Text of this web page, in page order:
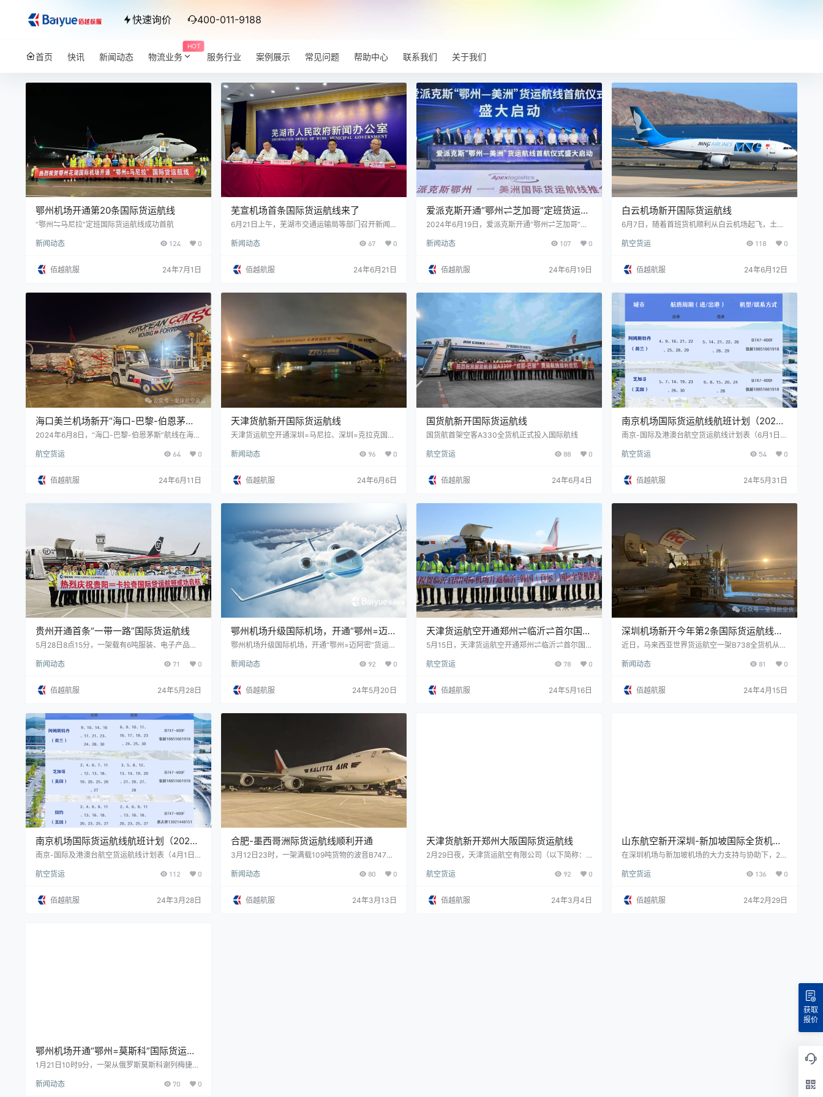
快速询价 400-011-9188
首页 快讯 新闻动态
HOT
物流业务 服务行业 案例展示 常见问题 帮助中心 联系我们 关于我们
鄂州机场开通第20条国际货运航线
“鄂州⇋马尼拉”定班国际货运航线成功首航
新闻动态 124 0
佰越航服 24年7月1日
芜宣机场首条国际货运航线来了
6月21日上午，芜湖市交通运输局等部门召开新闻
“芜湖=河内”定于6月28日正式开通。 据介绍：今年
理办公室关于同意安徽芜宣机场临时开放货运功能
的复函》，同意安徽芜宣机场临时开放开展货运业
国际航线、航路申报工作； 4月26日，收到民航局
新闻动态 67 0
佰越航服 24年6月21日
爱派克斯开通“鄂州⇌芝加哥”定班货运航
线
2024年6月19日，爱派克斯开通“鄂州⇌芝加哥”货
新闻动态
107 0
佰越航服 24年6月19日
白云机场新开国际货运航线
6月7日，随着首班货机顺利从白云机场起飞，土耳
航线。该航线由A330-300F机型执飞，首航装载
顺利开通，将极大拓宽广州面向欧洲国家的空中运
输通道，对广州深度融入共建“一带一路”倡议具有
线覆盖了亚洲、欧洲、北美洲、南美洲、非洲、大
洋洲六大洲。物流公司将持续织密欧…
航空货运 118 0
佰越航服 24年6月12日
海口美兰机场新开“海口-巴黎-伯恩茅斯”
第五航权货运航线
2024年6月8日，“海口-巴黎-伯恩茅斯”航线在海口
兰机场今年以来开通的第三条第五航权货运航线，
线，进一步满足远程洲际高时效性物流需求，为海
南自贸港拓宽对外贸易合作通道注入新动能。据了
际航线的同时，获得在第三国经停并载运货物的权
航空货运 64 0
佰越航服 24年6月11日
天津货航新开国际货运航线
天津货运航空开通深圳=马尼拉、深圳=克拉克国际
新闻动态
96 0
佰越航服 24年6月6日
国货航新开国际货运航线
国货航首架空客A330全货机正式投入国际航线
航空货运 88 0
佰越航服 24年6月4日
南京机场国际货运航线航班计划（2024
年6月）
南京-国际及港澳台航空货运航线计划表（6月1日~
划及执行统计表 以上信息仅供参考，具体以航班实
航空货运 54 0
佰越航服 24年5月31日
贵州开通首条“一带一路”国际货运航线
5月28日8点15分，一架载有6吨服装、电子产品等
在近6小时后抵达巴基斯坦第一大城市卡拉奇。随
阳。这是贵州到巴基斯坦的首条空中航线，也是贵
州首条“一带一路”国际货运航线。 该航线直通共建
二、四、五3个班次，预计可为贵阳往返卡拉奇提
供超150吨的航空运力。航线的开通有利…
新闻动态 71 0
佰越航服 24年5月28日
鄂州机场升级国际机场，开通“鄂州=迈阿
密”货运航线
鄂州机场升级国际机场，开通“鄂州=迈阿密”货运航
场名称正式更名为“鄂州花湖国际机场”，有利于推
日，国务院批复同意湖北鄂州花湖机场对外开放，
4月29日，湖北鄂州花湖机场航空口岸通过国家验
州花湖国际机场。 截至目前，鄂州花湖国际机场累
新闻动态 92 0
佰越航服 24年5月20日
天津货运航空开通郑州⇌临沂⇌首尔国际
货运航线
5月15日，天津货运航空开通郑州⇌临沂⇌首尔国
航空货运
78 0
佰越航服 24年5月16日
深圳机场新开今年第2条国际货运航线，
货运航线通航点达到60个
近日，马来西亚世界货运航空一架B738全货机从深
际货运航线。该航线开通后，深圳机场国内外货运
初见规模，为深圳加快建设具有全球重要影响力的
物流中心和地区经济社会发展提供了支撑和动力。
新闻动态 81 0
佰越航服 24年4月15日
南京机场国际货运航线航班计划（2024
年4月）
南京-国际及港澳台航空货运航线计划表（4月1日~
航线航班计划统计表 以上信息仅供参考，具体以航
航空货运 112 0
佰越航服 24年3月28日
合肥-墨西哥洲际货运航线顺利开通
3月12日23时，一架满载109吨货物的波音B747全
航线顺利开通，该航线由卡利塔航空执飞，是合肥
条洲际航线。 作为全球重要新兴市场，拉美地区正
成为中国企业海外拓展的新目标市场。墨西哥作为
新闻动态 80 0
佰越航服 24年3月13日
天津货航新开郑州大阪国际货运航线
2月29日夜，天津货运航空有限公司（以下简称：
郑国际机场起飞，直达大阪关西国际机场，这标志
通。该航线的开通为中日两国提供了快捷、通畅的
空中新通道，促进了两地间货物往来及经贸合作。
航空货运 92 0
佰越航服 24年3月4日
山东航空新开深圳-新加坡国际全货机航
线
在深圳机场与新加坡机场的大力支持与协助下，20
期国际全货机航线首飞航班由深圳宝安机场顺利起
8点15分，返程航班在深圳宝安机场平稳落地。 根
据航班计划，深圳-新加坡定期国际全货机航线每周
航空货运 136 0
佰越航服 24年2月29日
鄂州机场开通“鄂州=莫斯科”国际货运航
线
1月21日10时9分，一架从俄罗斯莫斯科谢列梅捷沃
场降落，4个小时后，它携带30吨普货返回莫斯
新闻动态 70 0
获取
报价